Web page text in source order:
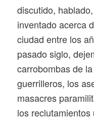
discutido,
inventado acerca
ciudad entre los
pasado siglo,
carrobombas de
guerrilleros, los
masacres
los